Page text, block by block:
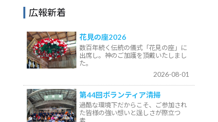
広報新着
花見の座2026
数百年続く伝統の儀式「花見の座」に
出席し。神のご加護を頂戴いたしまし
た。
2026-08-01
第44回ボランティア清掃
過酷な環境下だからこそ、ご参加され
た皆様の強い想いと逞しさが際立つ